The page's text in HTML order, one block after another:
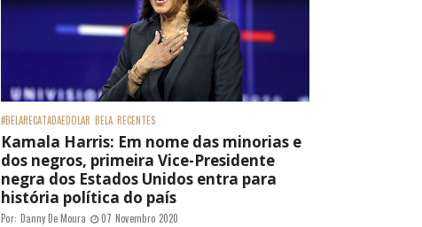
#BELARECATADAEDOLAR BELA RECENTES
Kamala Harris: Em nome das minorias e
dos negros, primeira Vice-Presidente
negra dos Estados Unidos entra para
história política do país
Por: Danny De Moura 07 Novembro 2020